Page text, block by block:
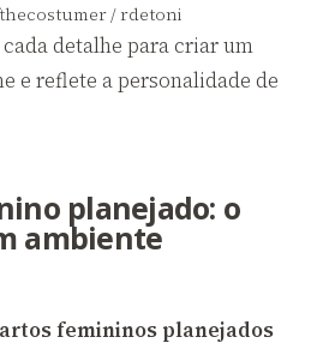
/ rdetoni
detalhe para criar um
e reflete a personalidade de
planejado: o
ambiente
femininos planejados